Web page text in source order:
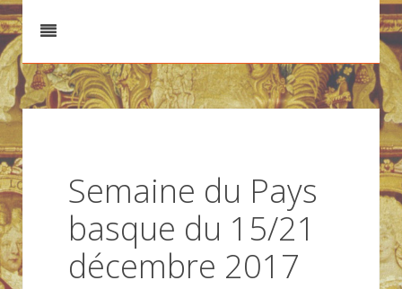
Semaine du Pays
basque du 15/21
décembre 2017